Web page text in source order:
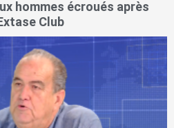
hommes écroués après
Club